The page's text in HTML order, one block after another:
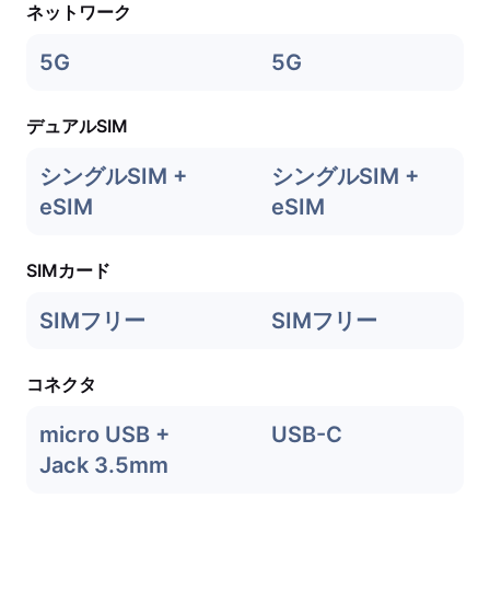
ネットワーク
5G 5G
デュアルSIM
シングルSIM +
eSIM
シングルSIM +
eSIM
SIMカード
SIMフリー SIMフリー
コネクタ
micro USB +
Jack 3.5mm
USB-C